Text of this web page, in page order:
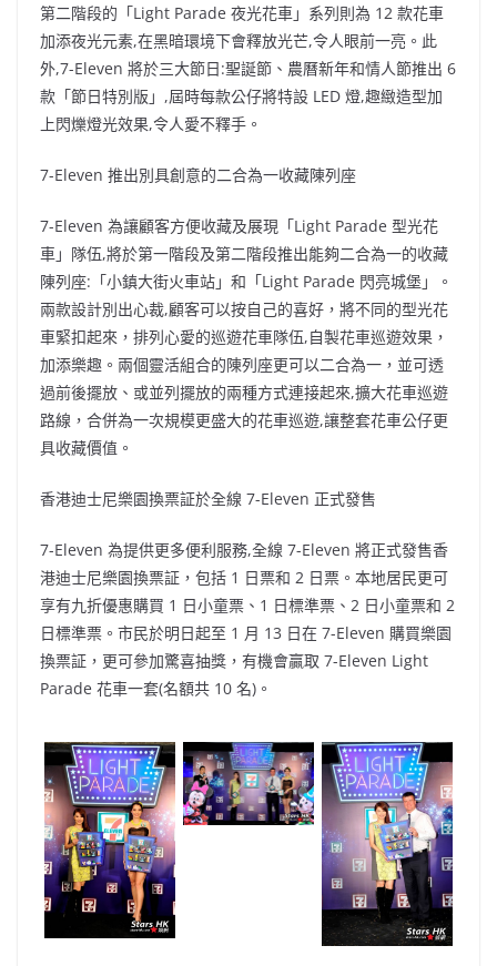
第二階段的「Light Parade 夜光花車」系列則為 12 款花車
加添夜光元素,在黑暗環境下會釋放光芒,令人眼前一亮。此
外,7-Eleven 將於三大節日:聖誕節、農曆新年和情人節推出 6
款「節日特別版」,屆時每款公仔將特設 LED 燈,趣緻造型加
上閃爍燈光效果,令人愛不釋手。
7-Eleven 推出別具創意的二合為一收藏陳列座
7-Eleven 為讓顧客方便收藏及展現「Light Parade 型光花
車」隊伍,將於第一階段及第二階段推出能夠二合為一的收藏
陳列座:「小鎮大街火車站」和「Light Parade 閃亮城堡」。
兩款設計別出心裁,顧客可以按自己的喜好，將不同的型光花
車緊扣起來，排列心愛的巡遊花車隊伍,自製花車巡遊效果，
加添樂趣。兩個靈活組合的陳列座更可以二合為一，並可透
過前後擺放、或並列擺放的兩種方式連接起來,擴大花車巡遊
路線，合併為一次規模更盛大的花車巡遊,讓整套花車公仔更
具收藏價值。
香港迪士尼樂園換票証於全線 7-Eleven 正式發售
7-Eleven 為提供更多便利服務,全線 7-Eleven 將正式發售香
港迪士尼樂園換票証，包括 1 日票和 2 日票。本地居民更可
享有九折優惠購買 1 日小童票、1 日標準票、2 日小童票和 2
日標準票。市民於明日起至 1 月 13 日在 7-Eleven 購買樂園
換票証，更可參加驚喜抽獎，有機會贏取 7-Eleven Light
Parade 花車一套(名額共 10 名)。